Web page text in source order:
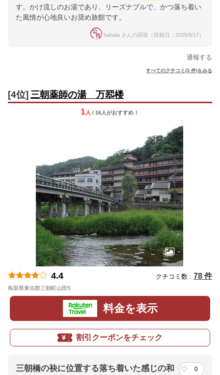
す。かけ流しのお湯であり、リーズナブルで、かつ落ち着い
た風情が心地良いお奨め旅館です。
hahata さんの回答（投稿日：2025/9/17）
通報する
すべてのクチコミ(3 件)をみる
[4位] 三朝薬師の湯 万翆楼
1 人 / 16人がおすすめ！
4.4 クチコミ数 : 78 件
鳥取県東伯郡三朝町山田5
料金を表示
割引クーポンをチェック
三朝橋の袂に位置する落ち着いた感じの和
0